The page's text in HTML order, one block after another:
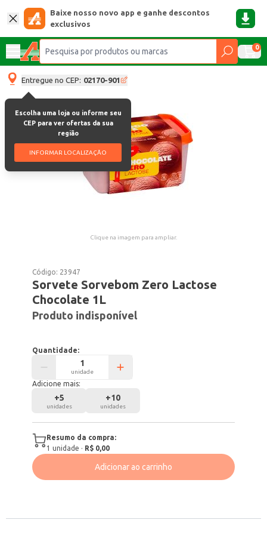
Baixe nosso novo app e ganhe descontos
exclusivos
0
Entregue no CEP: 02170-901
Escolha uma loja ou informe seu
CEP para ver ofertas da sua
região
INFORMAR LOCALIZAÇÃO
Clique na imagem para ampliar.
Código: 23947
Sorvete Sorvebom Zero Lactose
Chocolate 1L
Produto indisponível
Quantidade:
unidade
Adicione mais:
+5
unidades
+10
unidades
Resumo da compra:
1 unidade · R$ 0,00
Adicionar ao carrinho